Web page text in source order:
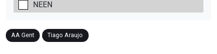
NEEN
AA Gent Tiago Araujo